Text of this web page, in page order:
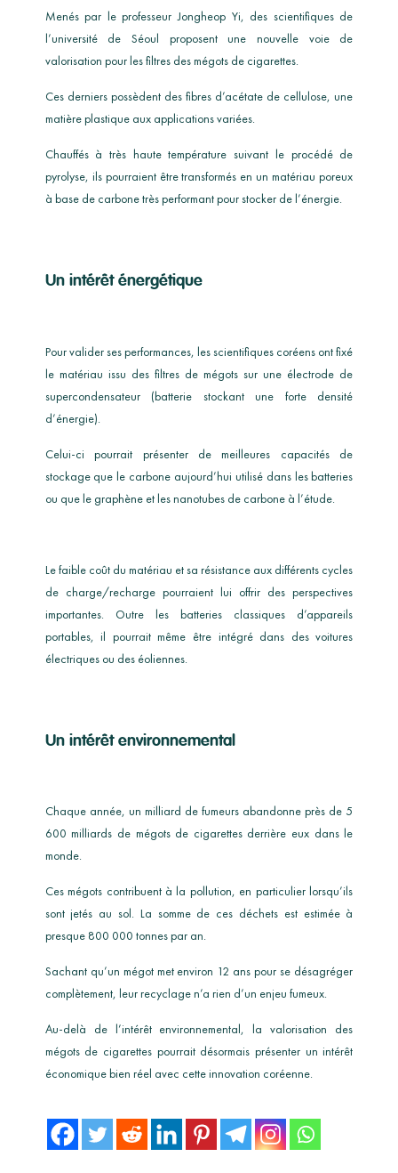
Menés par le professeur Jongheop Yi, des scientifiques de
l’université de Séoul proposent une nouvelle voie de
valorisation pour les filtres des mégots de cigarettes.
Ces derniers possèdent des fibres d’acétate de cellulose, une
matière plastique aux applications variées.
Chauffés à très haute température suivant le procédé de
pyrolyse, ils pourraient être transformés en un matériau poreux
à base de carbone très performant pour stocker de l’énergie.
Un intérêt énergétique
Pour valider ses performances, les scientifiques coréens ont fixé
le matériau issu des filtres de mégots sur une électrode de
supercondensateur (batterie stockant une forte densité
d’énergie).
Celui-ci pourrait présenter de meilleures capacités de
stockage que le carbone aujourd’hui utilisé dans les batteries
ou que le graphène et les nanotubes de carbone à l’étude.
Le faible coût du matériau et sa résistance aux différents cycles
de charge/recharge pourraient lui offrir des perspectives
importantes. Outre les batteries classiques d’appareils
portables, il pourrait même être intégré dans des voitures
électriques ou des éoliennes.
Un intérêt environnemental
Chaque année, un milliard de fumeurs abandonne près de 5
600 milliards de mégots de cigarettes derrière eux dans le
monde.
Ces mégots contribuent à la pollution, en particulier lorsqu’ils
sont jetés au sol. La somme de ces déchets est estimée à
presque 800 000 tonnes par an.
Sachant qu’un mégot met environ 12 ans pour se désagréger
complètement, leur recyclage n’a rien d’un enjeu fumeux.
Au-delà de l’intérêt environnemental, la valorisation des
mégots de cigarettes pourrait désormais présenter un intérêt
économique bien réel avec cette innovation coréenne.